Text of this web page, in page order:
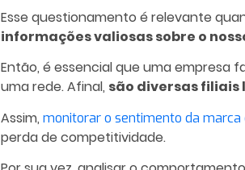
Esse questionamento é relevante
informações valiosas sobre o
Então, é essencial que uma empresa
uma rede. Afinal, são diversas
Assim, monitorar o sentimento da
perda de competitividade.